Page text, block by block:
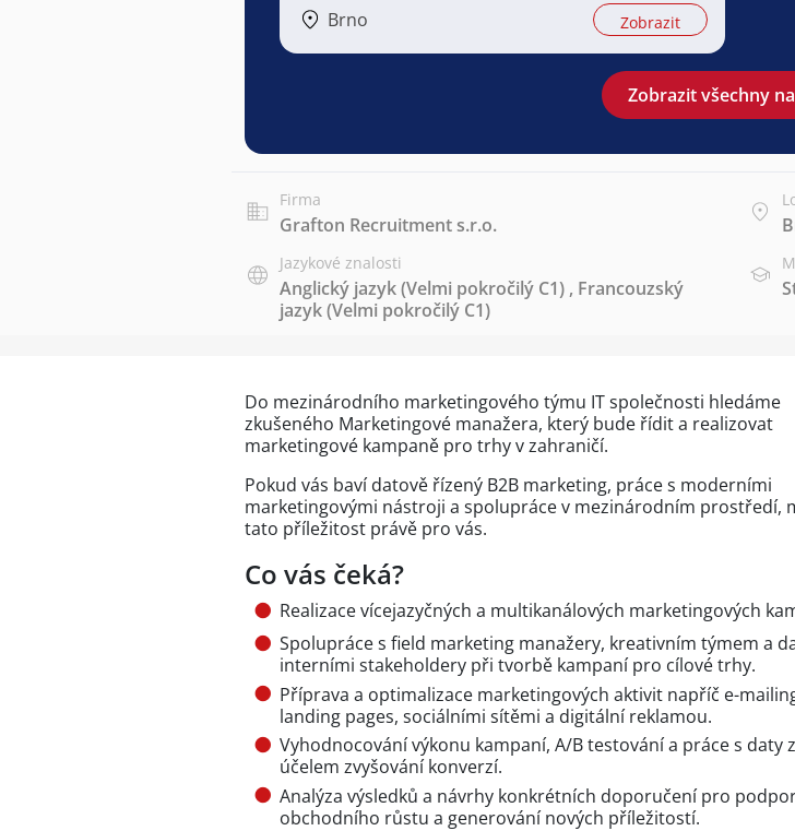
Brno Zobrazit
Zobrazit všechny
Firma
Grafton Recruitment s.r.o.
Jazykové znalosti
Anglický jazyk(Velmi pokročilý C1) , Francouzský
jazyk(Velmi pokročilý C1)
Do mezinárodního marketingového týmu IT společnosti hledáme
zkušeného Marketingové manažera, který bude řídit a realizovat
marketingové kampaně pro trhy v zahraničí.
Pokud vás baví datově řízený B2B marketing, práce s moderními
marketingovými nástroji a spolupráce v mezinárodním prostředí,
tato příležitost právě pro vás.
Co vás čeká?
Realizace vícejazyčných a multikanálových marketingových
Spolupráce s field marketing manažery, kreativním týmem a
interními stakeholdery při tvorbě kampaní pro cílové trhy.
Příprava a optimalizace marketingových aktivit napříč e-
landing pages, sociálními sítěmi a digitální reklamou.
Vyhodnocování výkonu kampaní, A/B testování a práce s daty
účelem zvyšování konverzí.
Analýza výsledků a návrhy konkrétních doporučení pro
obchodního růstu a generování nových příležitostí.